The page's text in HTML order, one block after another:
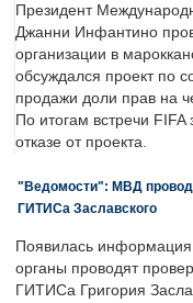
Президент
Джанни Инфантино
организации в
обсуждался проект по
продажи доли прав на
По итогам встречи
отказе от проекта.
"Ведомости": МВД
ГИТИСа Заславского
Появилась
органы проводят
ГИТИСа Григория